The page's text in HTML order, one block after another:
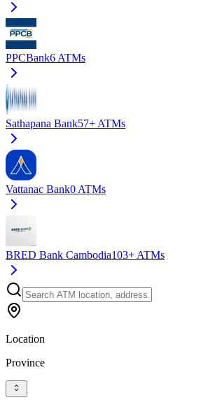
PPCBank6 ATMs
Sathapana Bank57+ ATMs
Vattanac Bank0 ATMs
BRED Bank Cambodia103+ ATMs
Location
Province